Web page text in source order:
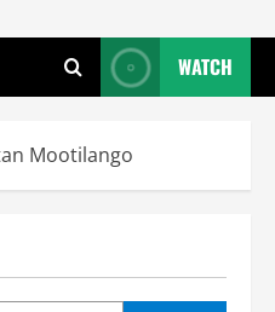
WATCH
Mootilango